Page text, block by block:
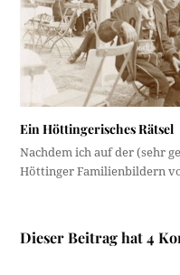
Ein Höttingerisches Rätsel
Nachdem ich auf der (sehr
Höttinger Familienbildern
Dieser Beitrag hat 4